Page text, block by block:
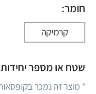
חומר:
קרמיקה
שטח או מספר יחידות
* מוצר זה נמכר